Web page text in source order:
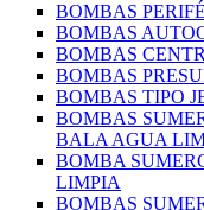
BOMBAS
BOMBAS
BOMBAS
BOMBAS
BOMBAS TIPO
BOMBAS
BALA AGUA
BOMBA
LIMPIA
BOMBAS